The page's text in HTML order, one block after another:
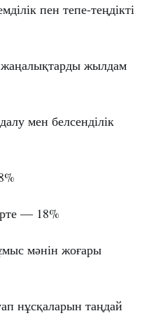
пен тепе-теңдікті
жылдам
мен белсенділік
— 18%
мәнін жоғары
нұсқаларын таңдай